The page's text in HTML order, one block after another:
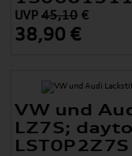
UVP45,10 €
38,90 €
VW und
LZ7S;
LST0P2Z7S